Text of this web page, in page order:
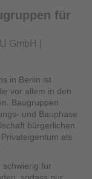
für
GmbH |
in Berlin ist
vor allem in den
Baugruppen
und Bauphase
bürgerlichen
als
für